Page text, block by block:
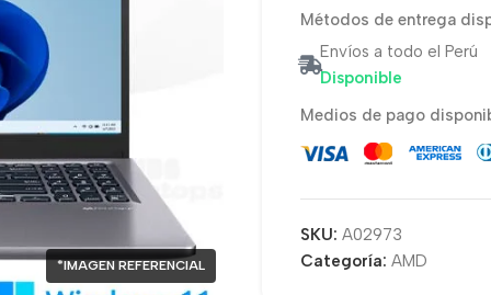
*IMAGEN REFERENCIAL
Métodos de entrega
Envíos a todo el Perú
Disponible
Medios de pago
SKU: A02973
Categoría: AMD